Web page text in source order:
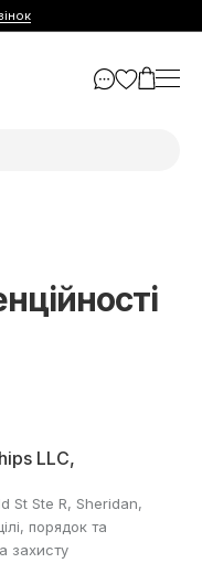
LLC,
St Ste R, Sheridan,
порядок та
захисту